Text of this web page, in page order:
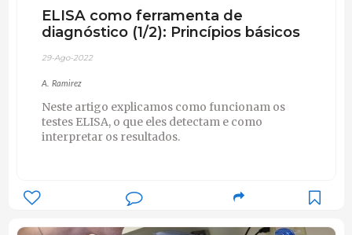
ELISA como ferramenta de
diagnóstico (1/2): Princípios básicos
29-Ago-2022
A. Ramirez
Neste artigo explicamos como funcionam os
testes ELISA, o que eles detectam e como
interpretar os resultados.